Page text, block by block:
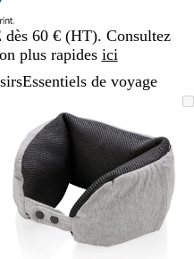
60 € (HT). Consultez
plus rapides ici
Essentiels de voyage
zoomable
au
minimum
pour
développer
les
touches
plus
et
moins
pour
zoomer
et